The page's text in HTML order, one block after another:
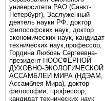
университета РАО (Санкт-
Петербург), Заслуженный
деятель науки РФ, доктор
философских наук, доктор
экономических наук, кандидат
технических наук,профессор,
Гордина Любовь Сергеевна-
президент НООСФЕРНОЙ
ДУХОВНО-ЭКОЛОГИЧЕСКОЙ
АССАМБЛЕИ МИРА (НДЭАМ,
Ассамблея Мира), доктор
философии, профессор,
кандидат технических наук